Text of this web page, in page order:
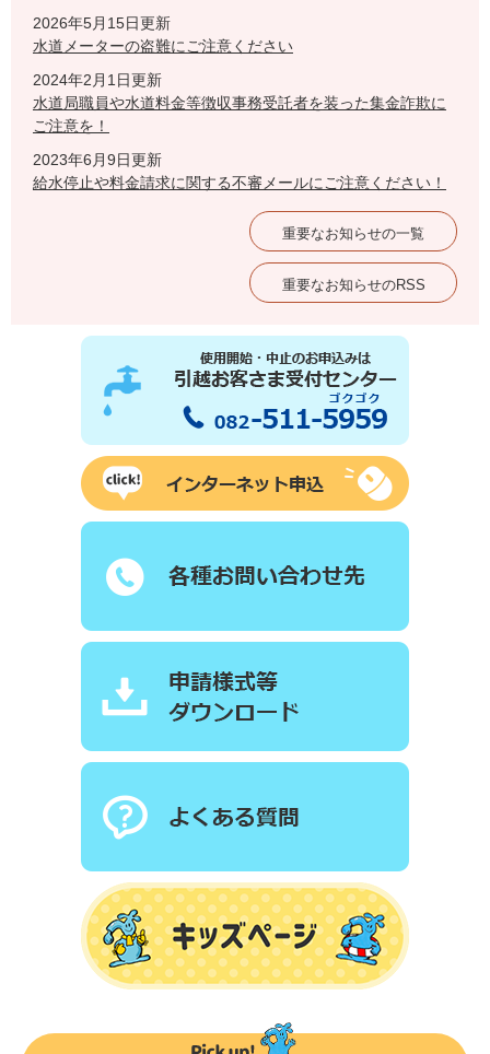
2026年5月15日更新
水道メーターの盗難にご注意ください
2024年2月1日更新
水道局職員や水道料金等徴収事務受託者を装った集金詐欺に
ご注意を！
2023年6月9日更新
給水停止や料金請求に関する不審メールにご注意ください！
重要なお知らせの一覧
重要なお知らせのRSS